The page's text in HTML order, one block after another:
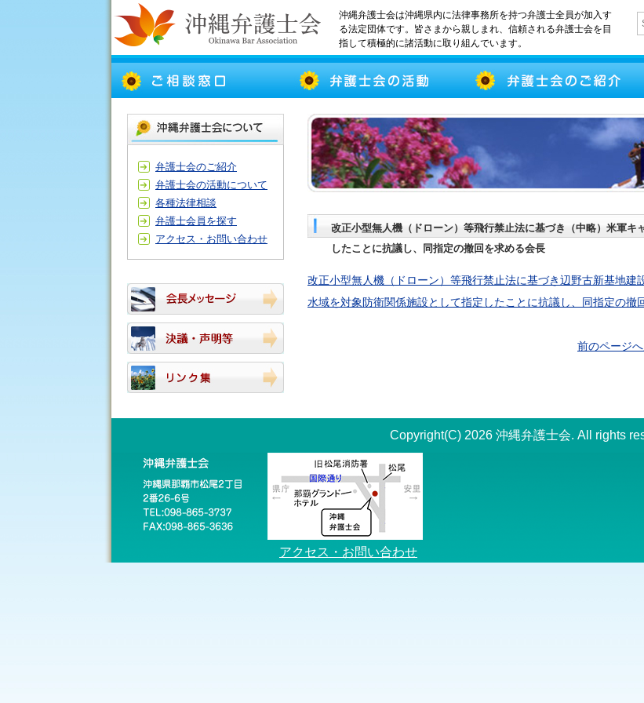
沖縄弁護士会は沖縄県内に法律事務所を持つ弁護士全員が加入す
る法定団体です。皆さまから親しまれ、信頼される弁護士会を目
指して積極的に諸活動に取り組んでいます。
弁護士会のご紹介
弁護士会の活動について
各種法律相談
弁護士会員を探す
アクセス・お問い合わせ
改正小型無人機（ドローン）等飛行禁止法に基づき（中略）米軍
したことに抗議し、同指定の撤回を求める会長
改正小型無人機（ドローン）等飛行禁止法に基づき辺野古新基地
水域を対象防衛関係施設として指定したことに抗議し、同指定の撤
前のページ
Copyright(C) 2026 沖縄弁護士会. All rights
アクセス・お問い合わせ